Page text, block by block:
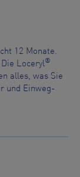
12 Monate.
Loceryl®
alles, was Sie
und Einweg-